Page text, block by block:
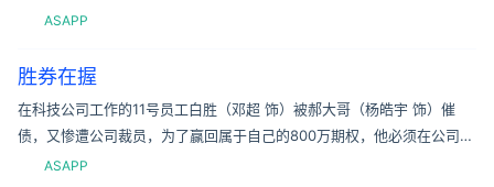
亡”任务，荔枝“一日色变，两日香变，三日味变”，而岭南距长安五千余
ASAPP
胜券在握
在科技公司工作的11号员工白胜（邓超 饰）被郝大哥（杨皓宇 饰）催
债，又惨遭公司裁员，为了赢回属于自己的800万期权，他必须在公司苟
住100天。于是白胜不得已设下骗局重返公司，虽然负责裁员的张见（张
ASAPP